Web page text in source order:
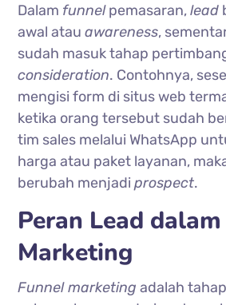
Dalam funnelpemasaran,lead
awal atauawareness,
sudah masuk tahap
consideration. Contohnya,
mengisi form di situs web
ketika orang tersebut sudah
tim sales melalui WhatsApp
harga atau paket layanan,
berubah menjadiprospect.
Peran Lead
Marketing
Funnel marketing adalah